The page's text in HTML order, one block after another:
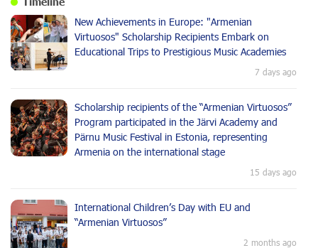
New Achievements in Europe: "Armenian
Virtuosos" Scholarship Recipients Embark on
Educational Trips to Prestigious Music Academies
7 days ago
Scholarship recipients of the “Armenian Virtuosos”
Program participated in the Järvi Academy and
Pärnu Music Festival in Estonia, representing
Armenia on the international stage
15 days ago
International Children’s Day with EU and
“Armenian Virtuosos”
2 months ago